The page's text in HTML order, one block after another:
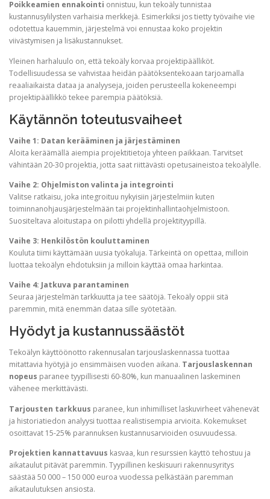
Poikkeamien ennakointi onnistuu, kun tekoäly tunnistaa
kustannusylilysten varhaisia merkkejä. Esimerkiksi jos tietty työvaihe vie
odotettua kauemmin, järjestelmä voi ennustaa koko projektin
viivästymisen ja lisäkustannukset.
Yleinen harhaluulo on, että tekoäly korvaa projektipäälliköt.
Todellisuudessa se vahvistaa heidän päätöksentekoaan tarjoamalla
reaaliaikaista dataa ja analyyseja, joiden perusteella kokeneempi
projektipäällikkö tekee parempia päätöksiä.
Käytännön toteutusvaiheet
Vaihe 1: Datan kerääminen ja järjestäminen
Aloita keräämällä aiempia projektitietoja yhteen paikkaan. Tarvitset
vähintään 20-30 projektia, jotta saat riittävästi opetusaineistoa tekoälylle.
Vaihe 2: Ohjelmiston valinta ja integrointi
Valitse ratkaisu, joka integroituu nykyisiin järjestelmiin kuten
toiminnanohjausjärjestelmään tai projektinhallintaohjelmistoon.
Suositeltava aloitustapa on pilotti yhdellä projektityypillä.
Vaihe 3: Henkilöstön kouluttaminen
Kouluta tiimi käyttämään uusia työkaluja. Tärkeintä on opettaa, milloin
luottaa tekoälyn ehdotuksiin ja milloin käyttää omaa harkintaa.
Vaihe 4: Jatkuva parantaminen
Seuraa järjestelmän tarkkuutta ja tee säätöjä. Tekoäly oppii sitä
paremmin, mitä enemmän dataa sille syötetään.
Hyödyt ja kustannussäästöt
Tekoälyn käyttöönotto rakennusalan tarjouslaskennassa tuottaa
mitattavia hyötyjä jo ensimmäisen vuoden aikana. Tarjouslaskennan
nopeus paranee tyypillisesti 60-80%, kun manuaalinen laskeminen
vähenee merkittävästi.
Tarjousten tarkkuus paranee, kun inhimilliset laskuvirheet vähenevät
ja historiatiedon analyysi tuottaa realistisempia arvioita. Kokemukset
osoittavat 15-25% parannuksen kustannusarvioiden osuvuudessa.
Projektien kannattavuus kasvaa, kun resurssien käyttö tehostuu ja
aikataulut pitävät paremmin. Tyypillinen keskisuuri rakennusyritys
säästää 50 000 – 150 000 euroa vuodessa pelkästään paremman
aikataulutuksen ansiosta.